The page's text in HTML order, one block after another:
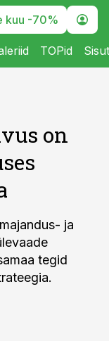
kuu -70%
TOPid
on
ja
tegid